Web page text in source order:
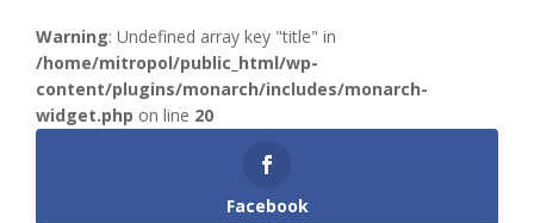
Warning: Undefined array key "title" in
/home/mitropol/public_html/wp-
content/plugins/monarch/includes/monarch-
widget.php on line 20
Facebook